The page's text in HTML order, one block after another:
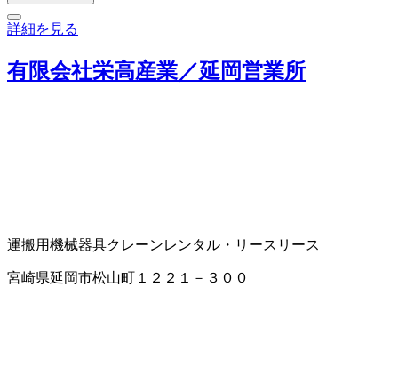
詳細を見る
有限会社栄高産業／延岡営業所
運搬用機械器具クレーンレンタル・リース リース
宮崎県延岡市松山町１２２１－３００